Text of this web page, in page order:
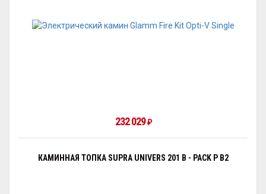
232 029₽
КАМИННАЯ ТОПКА SUPRA UNIVERS 201 B - PACK P B2